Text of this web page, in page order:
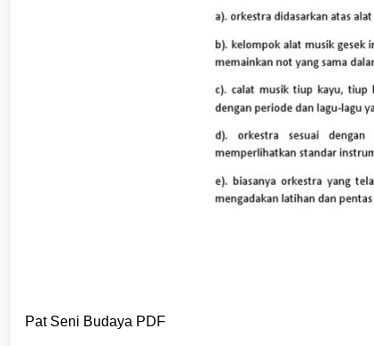
Pat Seni Budaya PDF